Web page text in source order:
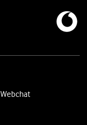
Webchat